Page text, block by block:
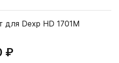
для Dexp HD 1701M
₽